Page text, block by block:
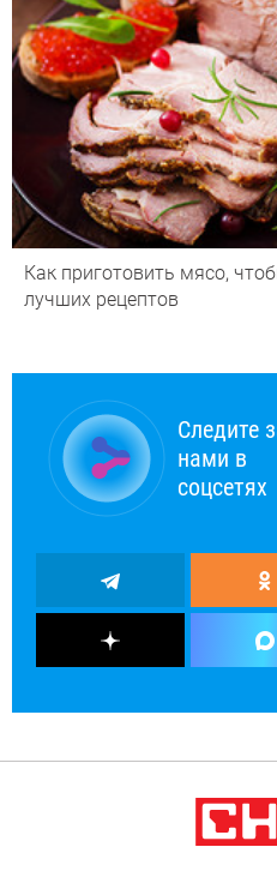
Как приготовить мясо,
лучших рецептов
Следите
нами в
соцсетях